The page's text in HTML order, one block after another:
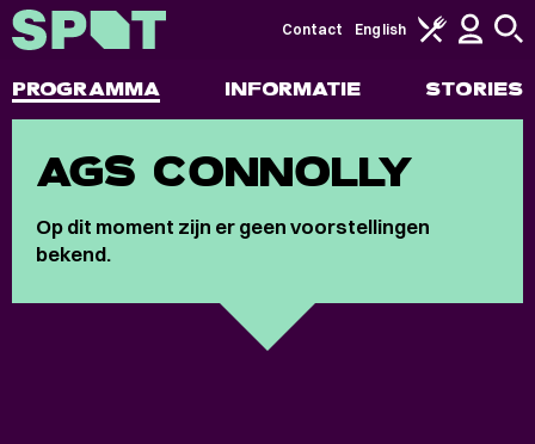
PROGRAMMA INFORMATIE STORIES
Contact English
AGS CONNOLLY
Op dit moment zijn er geen voorstellingen
bekend.